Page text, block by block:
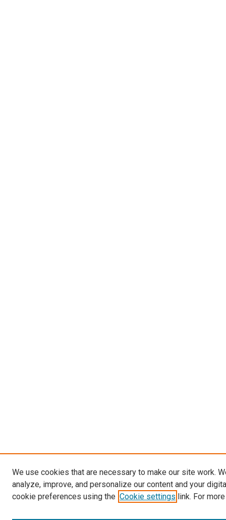
We use cookies that are necessary to make our site work.
analyze, improve, and personalize our content and your
cookie preferences using the Cookie settings link. For